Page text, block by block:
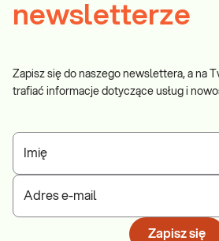
newsletterze
Zapisz się do naszego newslettera, a na
trafiać informacje dotyczące usług i
Imię
Adres e-mail
Zapisz się